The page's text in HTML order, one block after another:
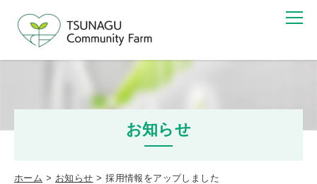
お知らせ
ホーム お知らせ 採用情報をアップしました